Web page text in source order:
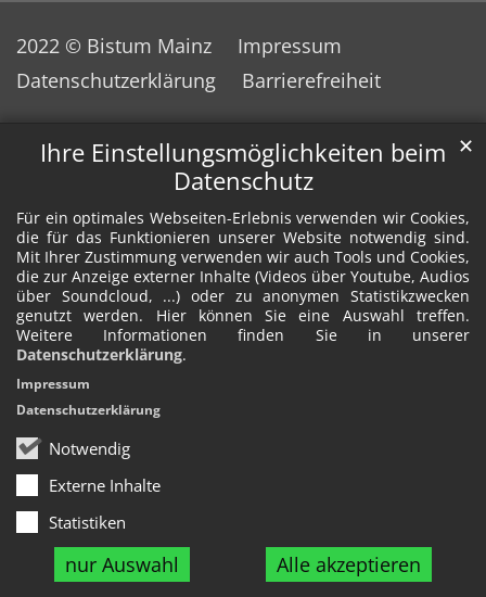
Ihre Einstellungsmöglichkeiten beim
Datenschutz
Für ein optimales Webseiten-Erlebnis verwenden wir Cookies,
die für das Funktionieren unserer Website notwendig sind.
Mit Ihrer Zustimmung verwenden wir auch Tools und Cookies,
die zur Anzeige externer Inhalte (Videos über Youtube, Audios
über Soundcloud, ...) oder zu anonymen Statistikzwecken
genutzt werden. Hier können Sie eine Auswahl treffen.
Weitere Informationen finden Sie in unserer
Datenschutzerklärung.
Notwendig
Externe Inhalte
Statistiken
nur Auswahl Alle akzeptieren
✕
Impressum
Datenschutzerklärung
2022 © Bistum Mainz
Impressum
Datenschutzerklärung
Barrierefreiheit